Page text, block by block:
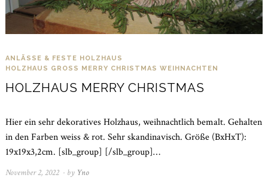
ANLÄSSE & FESTE HOLZHAUS
HOLZHAUS GROSS MERRY CHRISTMAS WEIHNACHTEN
HOLZHAUS MERRY CHRISTMAS
Hier ein sehr dekoratives Holzhaus, weihnachtlich bemalt. Gehalten
in den Farben weiss & rot. Sehr skandinavisch. Größe (BxHxT):
19x19x3,2cm. [slb_group] [/slb_group]…
November 2, 2022November
by Yno